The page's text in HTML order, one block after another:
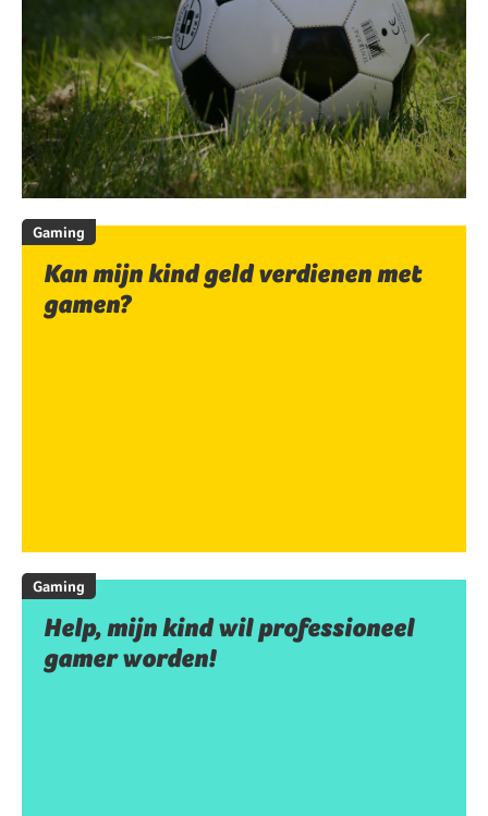
Gaming
Kan mijn kind geld verdienen met
gamen?
Gaming
Help, mijn kind wil professioneel
gamer worden!